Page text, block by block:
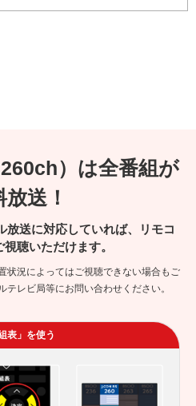
）は全番組が
送！
放送に対応していれば、リモコ
聴いただけます。
状況によってはご視聴できない場合もご
レビ局等にお問い合わせください。
表」を使う